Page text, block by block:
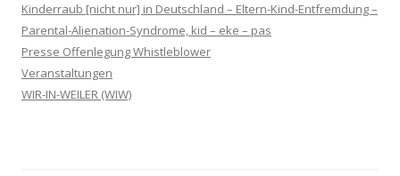
Kinderraub [nicht nur] in Deutschland – Eltern-Kind-Entfremdung –
Parental-Alienation-Syndrome, kid – eke – pas
Presse Offenlegung Whistleblower
Veranstaltungen
WIR-IN-WEILER (WIW)